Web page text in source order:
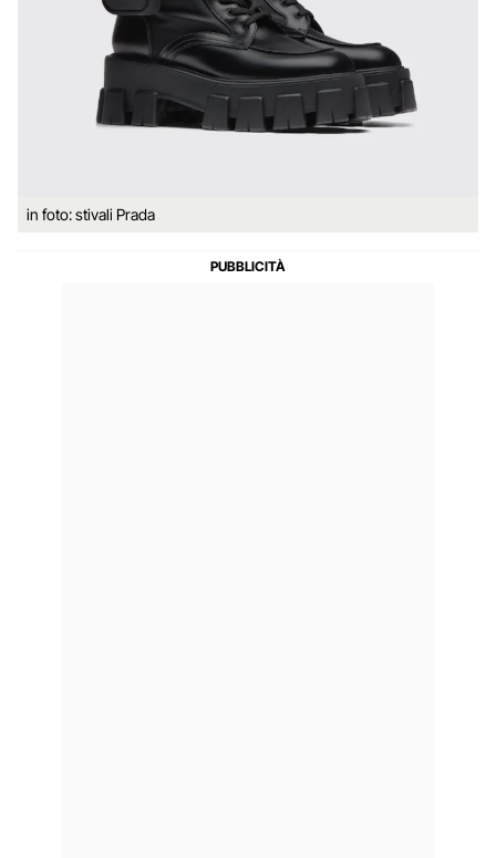
in foto: stivali Prada